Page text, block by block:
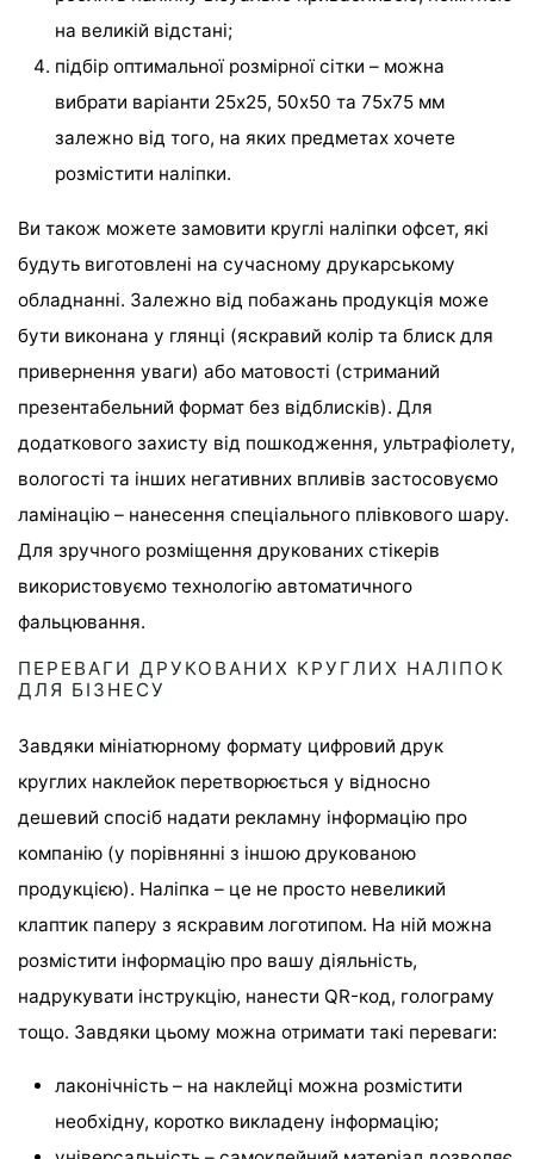
на великій відстані;
підбір оптимальної розмірної сітки – можна
вибрати варіанти 25х25, 50х50 та 75х75 мм
залежно від того, на яких предметах хочете
розмістити наліпки.
Ви також можете замовити круглі наліпки офсет, які
будуть виготовлені на сучасному друкарському
обладнанні. Залежно від побажань продукція може
бути виконана у глянці (яскравий колір та блиск для
привернення уваги) або матовості (стриманий
презентабельний формат без відблисків). Для
додаткового захисту від пошкодження, ультрафіолету,
вологості та інших негативних впливів застосовуємо
ламінацію – нанесення спеціального плівкового шару.
Для зручного розміщення друкованих стікерів
використовуємо технологію автоматичного
фальцювання.
ПЕРЕВАГИ ДРУКОВАНИХ КРУГЛИХ НАЛІПОК
ДЛЯ БІЗНЕСУ
Завдяки мініатюрному формату цифровий друк
круглих наклейок перетворюється у відносно
дешевий спосіб надати рекламну інформацію про
компанію (у порівнянні з іншою друкованою
продукцією). Наліпка – це не просто невеликий
клаптик паперу з яскравим логотипом. На ній можна
розмістити інформацію про вашу діяльність,
надрукувати інструкцію, нанести QR-код, голограму
тощо. Завдяки цьому можна отримати такі переваги:
лаконічність – на наклейці можна розмістити
необхідну, коротко викладену інформацію;